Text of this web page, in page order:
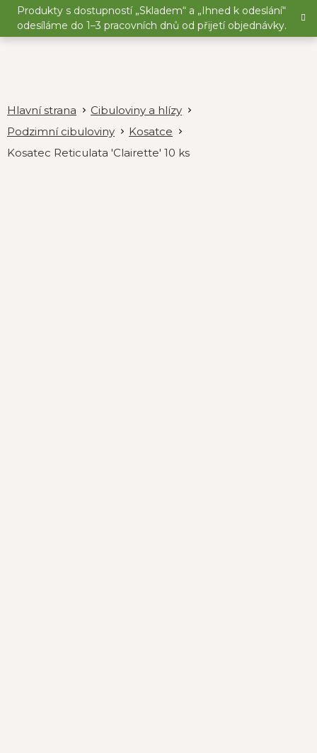
Přejít
obsah
Produkty s dostupností „Skladem“ a „Ihned k odeslání“
odesíláme do 1–3 pracovních dnů od přijetí objednávky.
Cibuloviny a hlízy
Podzimní cibuloviny
Kosatce
Kosatec Reticulata 'Clairette' 10 ks